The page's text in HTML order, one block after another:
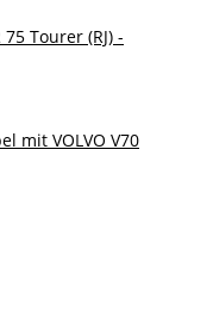
Tourer (RJ) -